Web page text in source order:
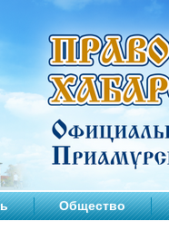
Общество